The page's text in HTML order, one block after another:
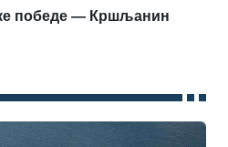
победе — Кршљанин